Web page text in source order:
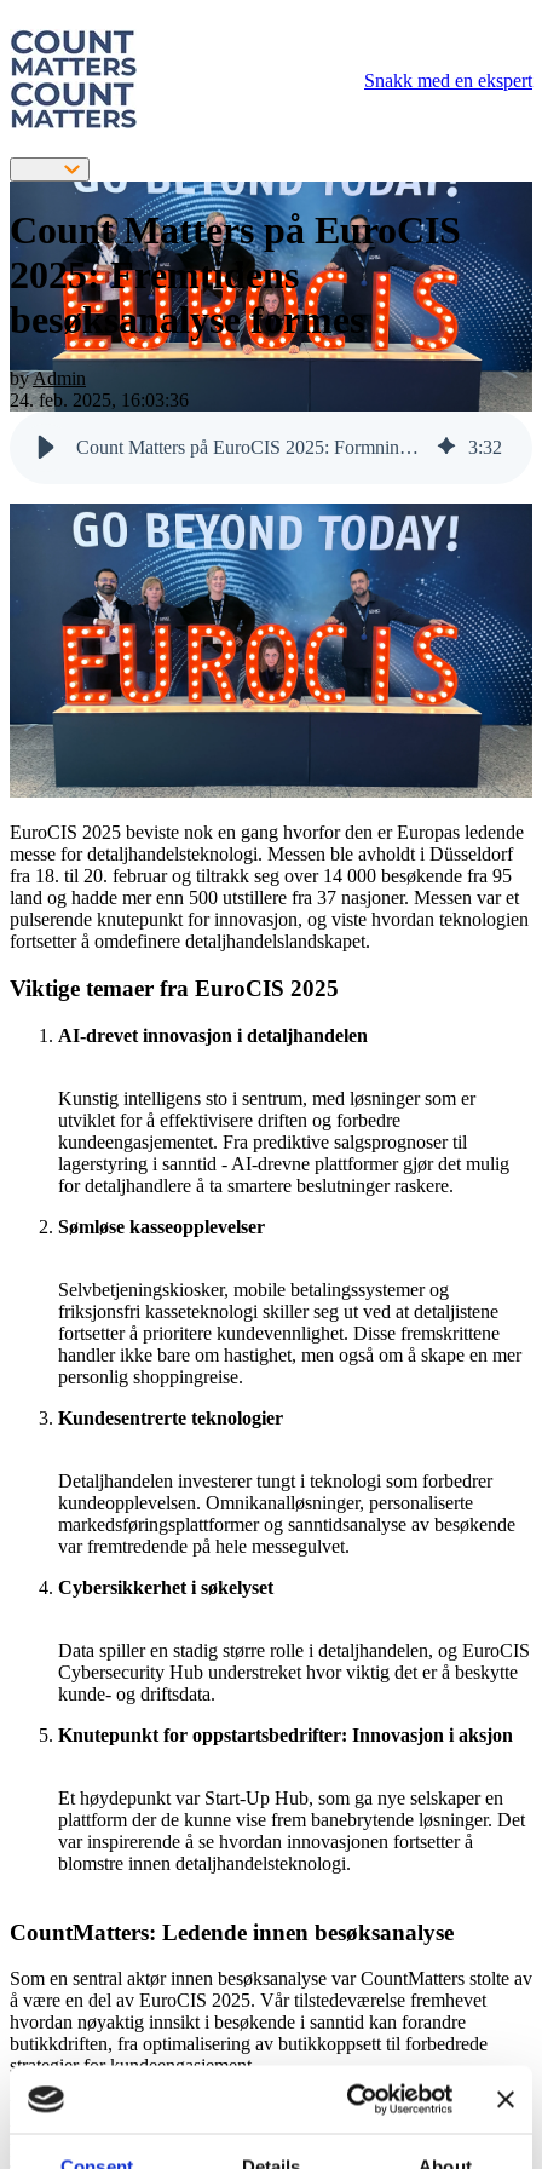
Snakk med en ekspert
Count Matters på EuroCIS
2025: Fremtidens
besøksanalyse formes
byAdmin
24. feb. 2025, 16:03:36
Count Matters på EuroCIS 2025: Formning av fremtiden for besøksanalyse 3:32
EuroCIS 2025 beviste nok en gang hvorfor den er Europas ledende
messe for detaljhandelsteknologi. Messen ble avholdt i Düsseldorf
fra 18. til 20. februar og tiltrakk seg over 14 000 besøkende fra 95
land og hadde mer enn 500 utstillere fra 37 nasjoner. Messen var et
pulserende knutepunkt for innovasjon, og viste hvordan teknologien
fortsetter å omdefinere detaljhandelslandskapet.
Viktige temaer fra EuroCIS 2025
AI-drevet innovasjon i detaljhandelen
Kunstig intelligens sto i sentrum, med løsninger som er
utviklet for å effektivisere driften og forbedre
kundeengasjementet. Fra prediktive salgsprognoser til
lagerstyring i sanntid - AI-drevne plattformer gjør det mulig
for detaljhandlere å ta smartere beslutninger raskere.
Sømløse kasseopplevelser
Selvbetjeningskiosker, mobile betalingssystemer og
friksjonsfri kasseteknologi skiller seg ut ved at detaljistene
fortsetter å prioritere kundevennlighet. Disse fremskrittene
handler ikke bare om hastighet, men også om å skape en mer
personlig shoppingreise.
Kundesentrerte teknologier
Detaljhandelen investerer tungt i teknologi som forbedrer
kundeopplevelsen. Omnikanalløsninger, personaliserte
markedsføringsplattformer og sanntidsanalyse av besøkende
var fremtredende på hele messegulvet.
Cybersikkerhet i søkelyset
Data spiller en stadig større rolle i detaljhandelen, og EuroCIS
Cybersecurity Hub understreket hvor viktig det er å beskytte
kunde- og driftsdata.
Knutepunkt for oppstartsbedrifter: Innovasjon i aksjon
Et høydepunkt var Start-Up Hub, som ga nye selskaper en
plattform der de kunne vise frem banebrytende løsninger. Det
var inspirerende å se hvordan innovasjonen fortsetter å
blomstre innen detaljhandelsteknologi.
CountMatters: Ledende innen besøksanalyse
Som en sentral aktør innen besøksanalyse var CountMatters stolte av
å være en del av EuroCIS 2025. Vår tilstedeværelse fremhevet
hvordan nøyaktig innsikt i besøkende i sanntid kan forandre
butikkdriften, fra optimalisering av butikkoppsett til forbedrede
strategier for kundeengasjement.
Vi kom i kontakt med bransjeledere, forhandlere og